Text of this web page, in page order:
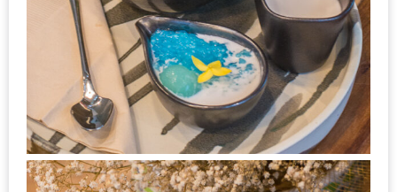
นโยบาย
ความ
เป็น
ส่วน
ตัว
ประกาศ
ผล